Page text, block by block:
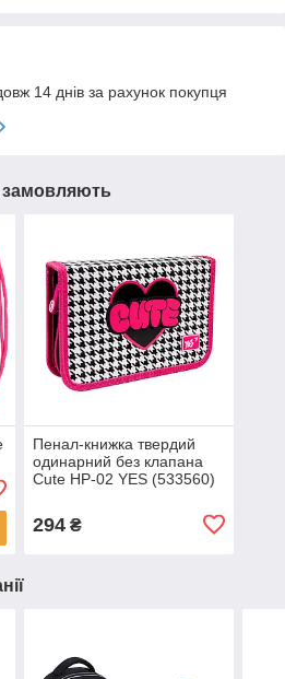
14 днів за рахунок покупця
Пенал-книжка твердий
одинарний без клапана
Cute HP-02 YES (533560)
294₴